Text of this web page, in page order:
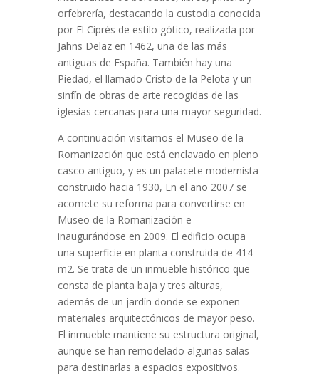
orfebrería, destacando la custodia conocida
por El Ciprés de estilo gótico, realizada por
Jahns Delaz en 1462, una de las más
antiguas de España. También hay una
Piedad, el llamado Cristo de la Pelota y un
sinfín de obras de arte recogidas de las
iglesias cercanas para una mayor seguridad.
A continuación visitamos el Museo de la
Romanización que está enclavado en pleno
casco antiguo, y es un palacete modernista
construido hacia 1930, En el año 2007 se
acomete su reforma para convertirse en
Museo de la Romanización e
inaugurándose en 2009. El edificio ocupa
una superficie en planta construida de 414
m2. Se trata de un inmueble histórico que
consta de planta baja y tres alturas,
además de un jardín donde se exponen
materiales arquitectónicos de mayor peso.
El inmueble mantiene su estructura original,
aunque se han remodelado algunas salas
para destinarlas a espacios expositivos.